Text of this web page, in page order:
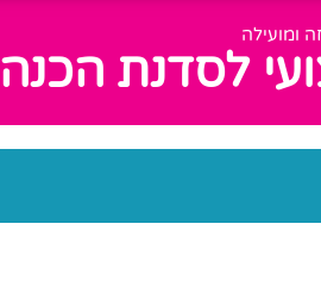
ומועילה
לסדנת